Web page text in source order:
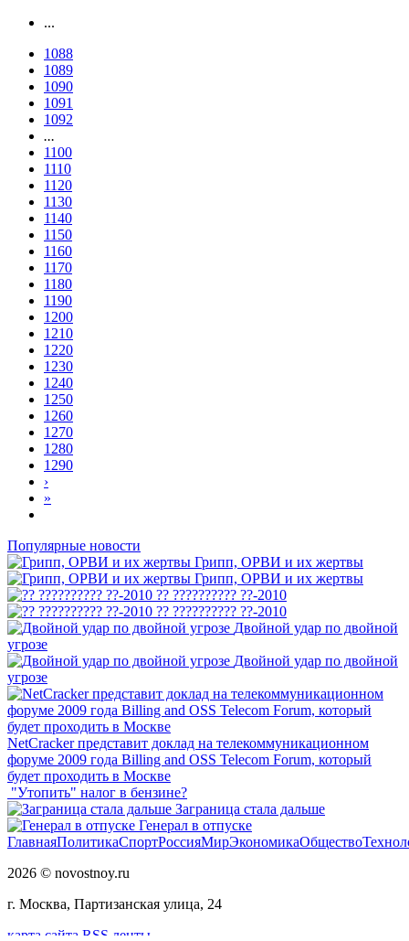
...
1088
1089
1090
1091
1092
...
1100
1110
1120
1130
1140
1150
1160
1170
1180
1190
1200
1210
1220
1230
1240
1250
1260
1270
1280
1290
›
»
Популярные новости
Грипп, ОРВИ и их жертвы
Грипп, ОРВИ и их жертвы
?? ?????????? ??-2010
?? ?????????? ??-2010
Двойной удар по двойной
угрозе
Двойной удар по двойной
угрозе
NetCracker представит доклад на телекоммуникационном
форуме 2009 года Billing and OSS Telecom Forum, который
будет проходить в Москве
"Утопить" налог в бензине?
Заграница стала дальше
Генерал в отпуске
ГлавнаяПолитикаСпортРоссияМирЭкономикаОбщество
2026 © novostnoy.ru
г. Москва, Партизанская улица, 24
карта сайта RSS ленты